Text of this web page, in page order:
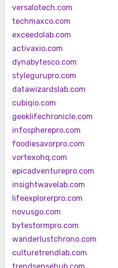
versalotech.com
techmaxco.com
exceedolab.com
activaxio.com
dynabytesco.com
stylegurupro.com
datawizardslab.com
cubiqio.com
geeklifechronicle.com
infospherepro.com
foodiesavorpro.com
vortexohq.com
epicadventurepro.com
insightwavelab.com
lifeexplorerpro.com
novusgo.com
bytestormpro.com
wanderlustchrono.com
culturetrendlab.com